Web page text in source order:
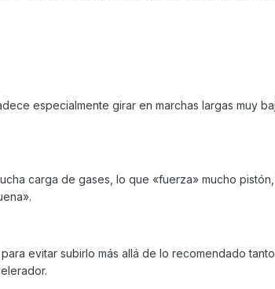
especialmente girar en marchas largas muy
carga de gases, lo que «fuerza» mucho
evitar subirlo más allá de lo recomendado